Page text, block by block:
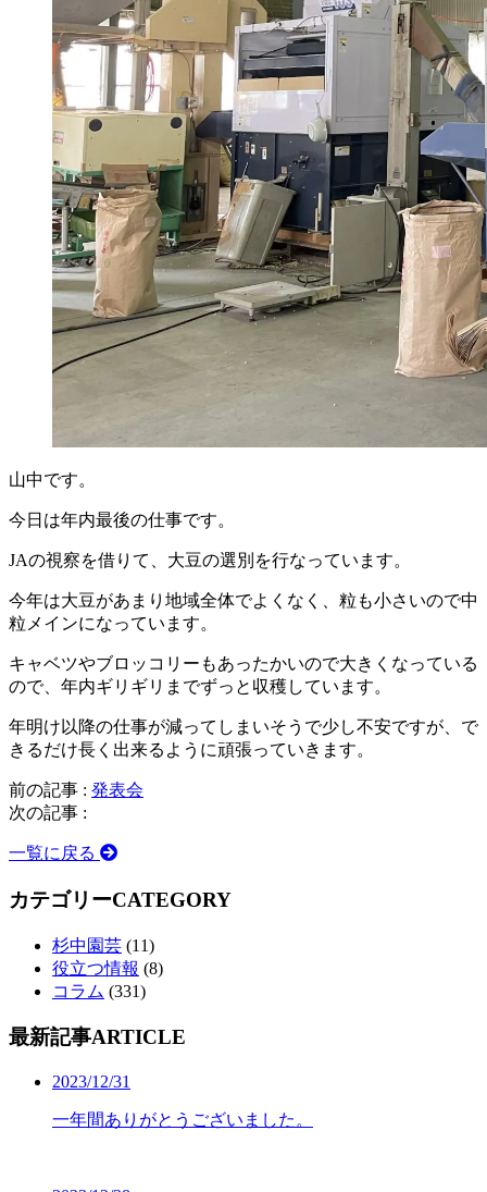
山中です。
今日は年内最後の仕事です。
JAの視察を借りて、大豆の選別を行なっています。
今年は大豆があまり地域全体でよくなく、粒も小さいので中
粒メインになっています。
キャベツやブロッコリーもあったかいので大きくなっている
ので、年内ギリギリまでずっと収穫しています。
年明け以降の仕事が減ってしまいそうで少し不安ですが、で
きるだけ長く出来るように頑張っていきます。
前の記事 : 発表会
次の記事 :
一覧に戻る
カテゴリーCATEGORY
杉中園芸 (11)
役立つ情報 (8)
コラム (331)
最新記事ARTICLE
2023/12/31
一年間ありがとうございました。